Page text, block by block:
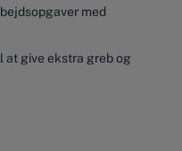
med
at give ekstra greb og